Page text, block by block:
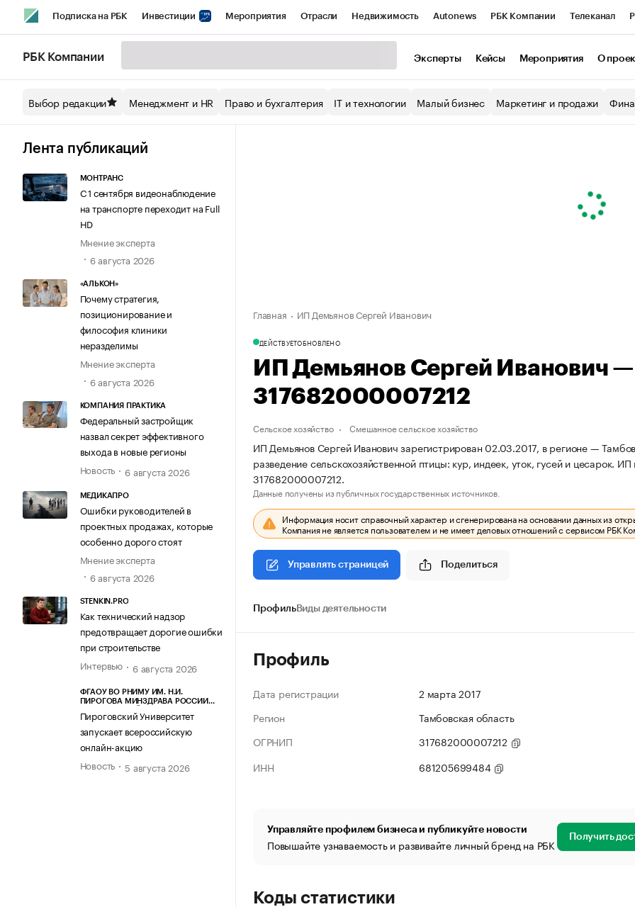
Подписка на РБК Инвестиции Мероприятия Отрасли Недвижимость Autonews РБК Компании Телеканал
Спецпроекты СПб Конференции СПб Спецпроекты Экономика Бизнес
Технологии и медиа
РБК Компании Эксперты Кейсы Мероприятия О
Выбор редакции Менеджмент и HR Право и бухгалтерия IT и технологии Малый бизнес Маркетинг и продажи
Лента публикаций
МОНТРАНС
С 1 сентября видеонаблюдение
на транспорте переходит на Full
HD
Мнение эксперта
6 августа 2026
«АЛЬКОН»
Почему стратегия,
позиционирование и
философия клиники
неразделимы
Мнение эксперта
6 августа 2026
КОМПАНИЯ ПРАКТИКА
Федеральный застройщик
назвал секрет эффективного
выхода в новые регионы
Новость
6 августа 2026
МЕДИКАПРО
Ошибки руководителей в
проектных продажах, которые
особенно дорого стоят
Мнение эксперта
6 августа 2026
STENKIN.PRO
Как технический надзор
предотвращает дорогие ошибки
при строительстве
Интервью
6 августа 2026
ФГАОУ ВО РНИМУ ИМ. Н.И.
ПИРОГОВА МИНЗДРАВА РОССИИ
Пироговский Университет
запускает всероссийскую
онлайн-акцию
Новость
5 августа 2026
Главная ИП Демьянов Сергей Иванович
ДЕЙСТВУЕТОБНОВЛЕНО
ИП Демьянов Сергей Иванович
317682000007212
Сельское хозяйство Смешанное сельское хозяйство
ИП Демьянов Сергей Иванович зарегистрирован 02.03.2017, в регионе —
разведение сельскохозяйственной птицы: кур, индеек, уток, гусей и
317682000007212.
Данные получены из публичных государственных источников.
Информация носит справочный характер и сгенерирована на основании данных из
Компания не является пользователем и не имеет деловых отношений с сервисом РБК
Управлять страницей Поделиться
ПрофильВиды деятельности
Профиль
Дата регистрации
2 марта 2017
Регион
Тамбовская область
ОГРНИП
317682000007212
ИНН
681205699484
Управляйте профилем бизнеса и публикуйте новости
Повышайте узнаваемость и развивайте личный бренд на РБК Получить
Коды статистики